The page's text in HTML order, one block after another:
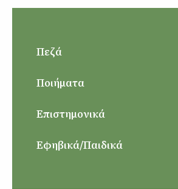
Πεζά
Ποιήματα
Επιστημονικά
Εφηβικά/Παιδικά